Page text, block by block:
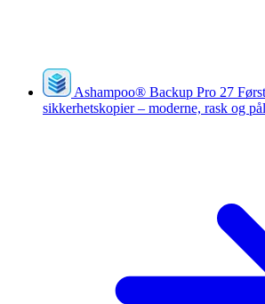
Ashampoo® Backup Pro 27
sikkerhetskopier – moderne, rask og